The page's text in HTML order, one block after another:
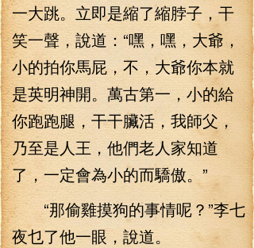
一大跳。立即是縮了縮脖子，干
笑一聲，說道：“嘿，嘿，大爺，
小的拍你馬屁，不，大爺你本就
是英明神開。萬古第一，小的給
你跑跑腿，干干臟活，我師父，
乃至是人王，他們老人家知道
了，一定會為小的而驕傲。”
“那偷雞摸狗的事情呢？”李七
夜乜了他一眼，說道。